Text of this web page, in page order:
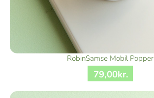
RobinSamse Mobil Popper
79,00kr.